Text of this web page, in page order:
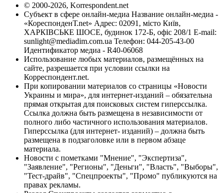
© 2000-2026, Korrespondent.net
Субъект в сфере онлайн-медиа Название онлайн-медиа -
«КореспонденТ.net» Адрес: 02091, місто Київ,
ХАРКІВСЬКЕ ШОСЕ, будинок 172-Б, офіс 208/1 E-mail:
sunlight@mediadim.com.ua Телефон: 044-205-43-00
Идентификатор медиа - R40-06068
Использование любых материалов, размещённых на
сайте, разрешается при условии ссылки на
Корреспондент.net.
При копировании материалов со страницы «Новости
Украины и мира», для интернет-изданий – обязательна
прямая открытая для поисковых систем гиперссылка.
Ссылка должна быть размещена в независимости от
полного либо частичного использования материалов.
Гиперссылка (для интернет- изданий) – должна быть
размещена в подзаголовке или в первом абзаце
материала.
Новости с пометками "Мнение", "Экспертиза",
"Заявление", "Регионы", "Деньги", "Власть", "Выборы",
"Тест-драйв", "Спецпроекты", "Промо" публикуются на
правах рекламы.